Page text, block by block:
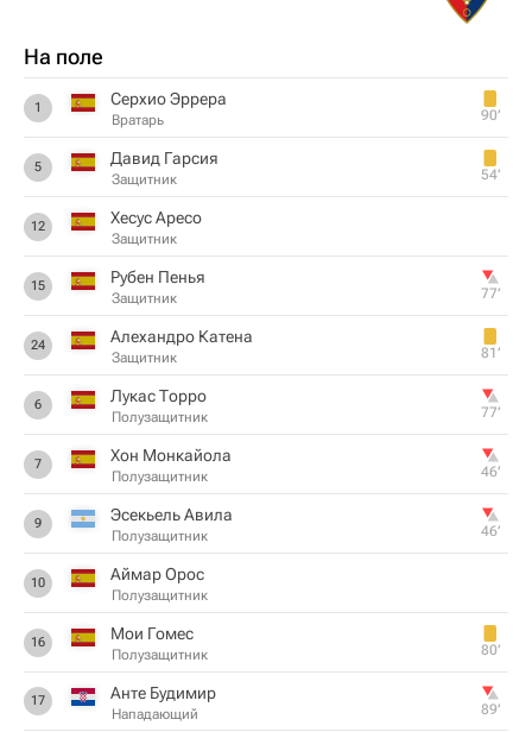
На поле
1 Серхио Эррера
Вратарь 90‎’‎
5 Давид Гарсия
Защитник 54‎’‎
12 Хесус Аресо
Защитник
15 Рубен Пенья
Защитник 77‎’‎
24 Алехандро Катена
Защитник 81‎’‎
6 Лукас Торро
Полузащитник 77‎’‎
7 Хон Монкайола
Полузащитник 46‎’‎
9 Эсекьель Авила
Полузащитник 46‎’‎
10 Аймар Орос
Полузащитник
16 Мои Гомес
Полузащитник 80‎’‎
17 Анте Будимир
Нападающий 89‎’‎